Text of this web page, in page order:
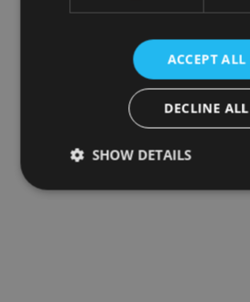
ACCEPT ALL
DECLINE ALL
SHOW DETAILS